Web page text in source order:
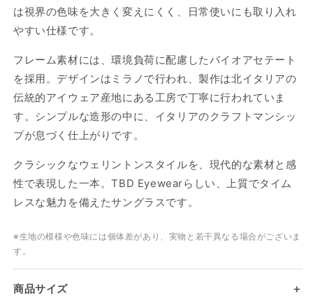
は視界の色味を大きく変えにくく、日常使いにも取り入れ
やすい仕様です。
フレーム素材には、環境負荷に配慮したバイオアセテート
を採用。デザインはミラノで行われ、製作は北イタリアの
伝統的アイウェア産地にある工房で丁寧に行われていま
す。シンプルな造形の中に、イタリアのクラフトマンシッ
プが息づく仕上がりです。
クラシックなウェリントンスタイルを、現代的な素材と感
性で表現した一本。TBD Eyewearらしい、上質でタイム
レスな魅力を備えたサングラスです。
※生地の模様や色味には個体差があり、実物と若干異なる場合がございま
す。
商品サイズ ＋
ログインが必要です
商品を追加したり、以前に保存したアイテムを表